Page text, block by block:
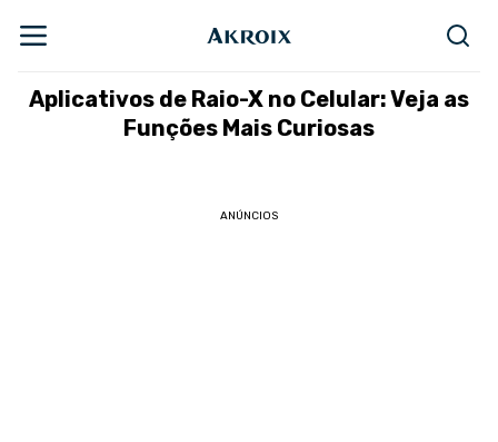
Aplicativos de Raio-X no Celular: Veja as
Funções Mais Curiosas
ANÚNCIOS